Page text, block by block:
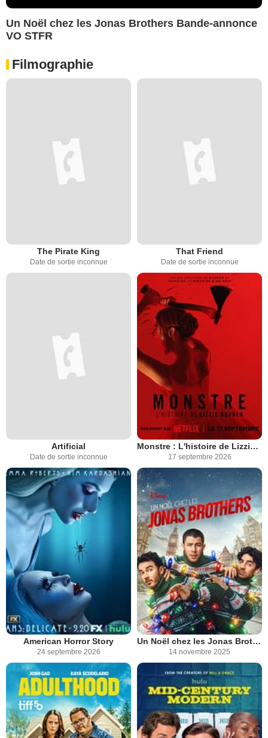
Un Noël chez les Jonas Brothers Bande-annonce
VO STFR
Filmographie
The Pirate King
Date de sortie inconnue
That Friend
Date de sortie inconnue
Artificial
Date de sortie inconnue
Monstre : L'histoire de Lizzie Borden
17 septembre 2026
American Horror Story
24 septembre 2026
Un Noël chez les Jonas Brothers
14 novembre 2025